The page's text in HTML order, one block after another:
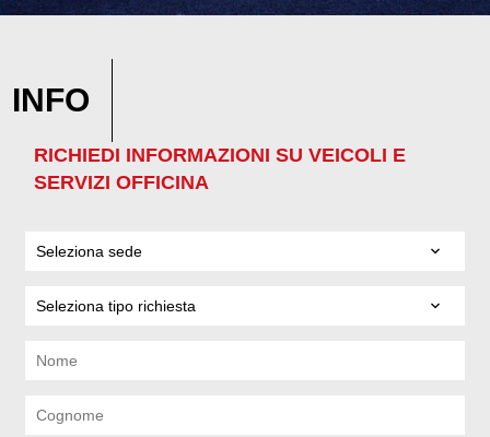
INFO
RICHIEDI INFORMAZIONI SU VEICOLI E
SERVIZI OFFICINA